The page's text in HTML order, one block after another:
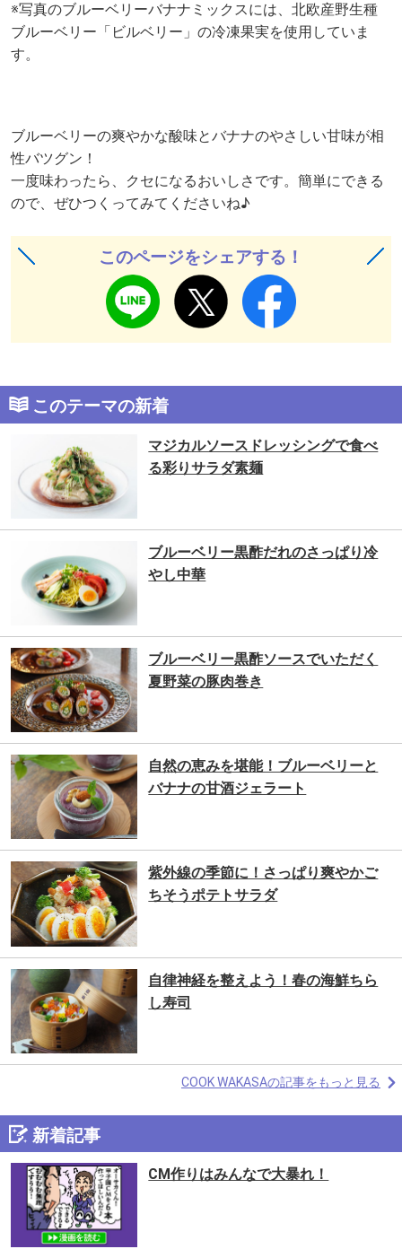
※写真のブルーベリーバナナミックスには、北欧産野生種
ブルーベリー「ビルベリー」の冷凍果実を使用していま
す。
ブルーベリーの爽やかな酸味とバナナのやさしい甘味が相
性バツグン！
一度味わったら、クセになるおいしさです。簡単にできる
ので、ぜひつくってみてくださいね♪
このページをシェアする！
このテーマの新着
マジカルソースドレッシングで食べ
る彩りサラダ素麺
ブルーベリー黒酢だれのさっぱり冷
やし中華
ブルーベリー黒酢ソースでいただく
夏野菜の豚肉巻き
自然の恵みを堪能！ブルーベリーと
バナナの甘酒ジェラート
紫外線の季節に！さっぱり爽やかご
ちそうポテトサラダ
自律神経を整えよう！春の海鮮ちら
し寿司
COOK WAKASAの記事をもっと見る
新着記事
CM作りはみんなで大暴れ！